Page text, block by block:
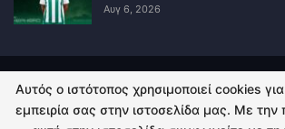
Αυγ 6, 2026
ΠΟΛΙΤΙΚΗ ΑΠΟΡΡΗΤΟΥ
Αυτός ο ιστότοπος χρησιμοποιεί cookies
εμπειρία σας στην ιστοσελίδα μας. Με την